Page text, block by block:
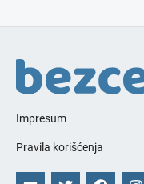
Impresum
Pravila korišćenja